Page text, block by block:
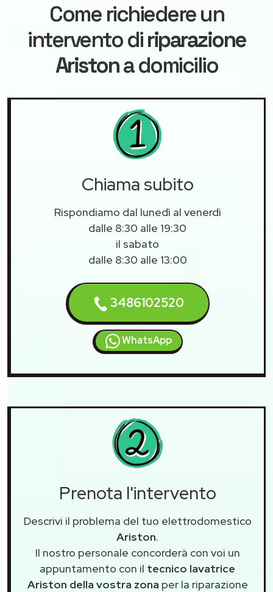
Come richiedere un
intervento diriparazione
Aristona domicilio
Chiama subito
Rispondiamo dal lunedì al venerdì
dalle 8:30 alle 19:30
il sabato
dalle 8:30 alle 13:00
3486102520
WhatsApp
Prenota l'intervento
Descrivi il problema del tuo elettrodomestico
Ariston.
Il nostro personale concorderà con voi un
appuntamento con il tecnico lavatrice
Ariston della vostra zona per la riparazione